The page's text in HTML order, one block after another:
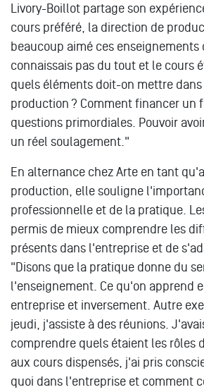
Livory-Boillot partage son
cours préféré, la direction de
beaucoup aimé ces enseignements
connaissais pas du tout et le cours
quels éléments doit-on mettre dans
production ? Comment financer un
questions primordiales. Pouvoir
un réel soulagement."
En alternance chez Arte en tant
production, elle souligne
professionnelle et de la pratique.
permis de mieux comprendre les
présents dans l'entreprise et de
"Disons que la pratique donne du
l'enseignement. Ce qu'on apprend
entreprise et inversement. Autre
jeudi, j'assiste à des réunions.
comprendre quels étaient les rôles
aux cours dispensés, j'ai pris
quoi dans l'entreprise et comment